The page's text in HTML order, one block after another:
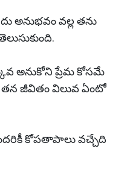
అనుభవం వల్ల తను
అనుకోని ప్రేమ కోసమే
తన జీవితం విలువ ఏంటో
కోపతాపాలు వచ్చేది